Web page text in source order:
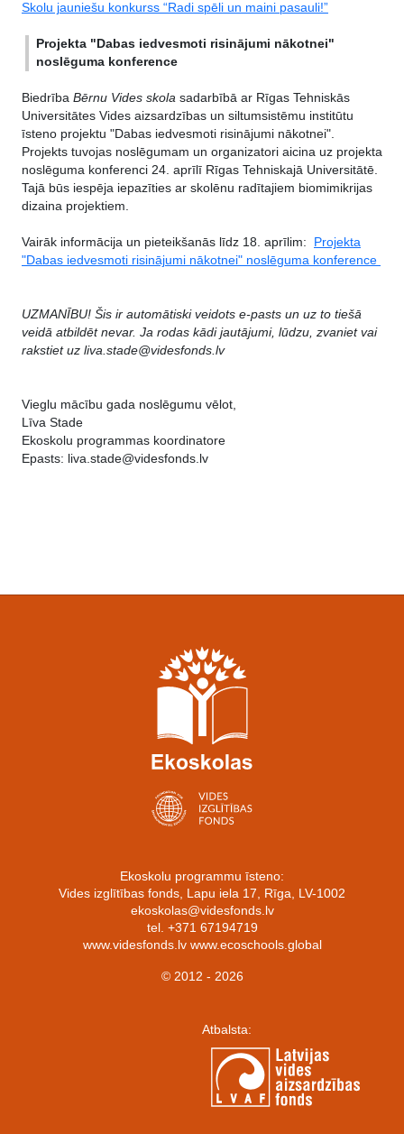
Skolu jauniešu konkurss “Radi spēli un maini pasauli!”
Projekta "Dabas iedvesmoti risinājumi nākotnei"
noslēguma konference
Biedrība Bērnu Vides skola sadarbībā ar Rīgas Tehniskās
Universitātes Vides aizsardzības un siltumsistēmu institūtu
īsteno projektu "Dabas iedvesmoti risinājumi nākotnei".
Projekts tuvojas noslēgumam un organizatori aicina uz projekta
noslēguma konferenci 24. aprīlī Rīgas Tehniskajā Universitātē.
Tajā būs iespēja iepazīties ar skolēnu radītajiem biomimikrijas
dizaina projektiem.
Vairāk informācija un pieteikšanās līdz 18. aprīlim:
Projekta
"Dabas iedvesmoti risinājumi nākotnei" noslēguma konference
UZMANĪBU! Šis ir automātiski veidots e-pasts un uz to tiešā
veidā atbildēt nevar. Ja rodas kādi jautājumi, lūdzu, zvaniet vai
rakstiet uz liva.stade@videsfonds.lv
Vieglu mācību gada noslēgumu vēlot,
Līva Stade
Ekoskolu programmas koordinatore
Epasts: liva.stade@videsfonds.lv
Ekoskolu programmu īsteno:
Vides izglītības fonds, Lapu iela 17, Rīga, LV-1002
ekoskolas@videsfonds.lv
tel. +371 67194719
www.videsfonds.lv www.ecoschools.global
© 2012 - 2026
Atbalsta: